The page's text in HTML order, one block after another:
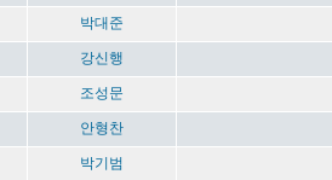
박대준
강신행
조성문
안형찬
박기범